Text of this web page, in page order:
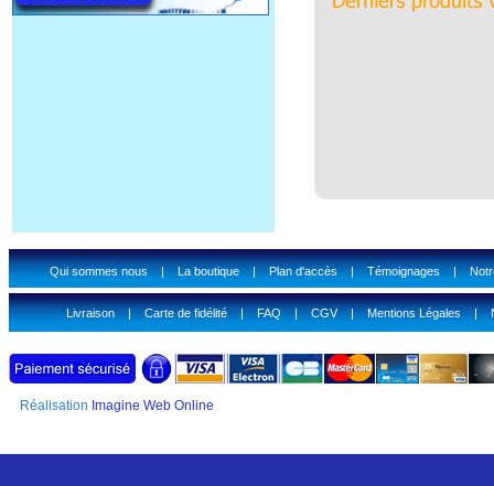
Qui sommes nous|La boutique|Plan d'accès|Témoignages|
Livraison|Carte de fidélité|FAQ|CGV|Mentions Légales|
Réalisation Imagine Web Online